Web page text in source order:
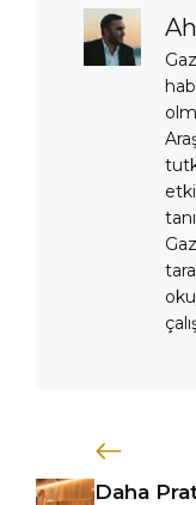
Daha